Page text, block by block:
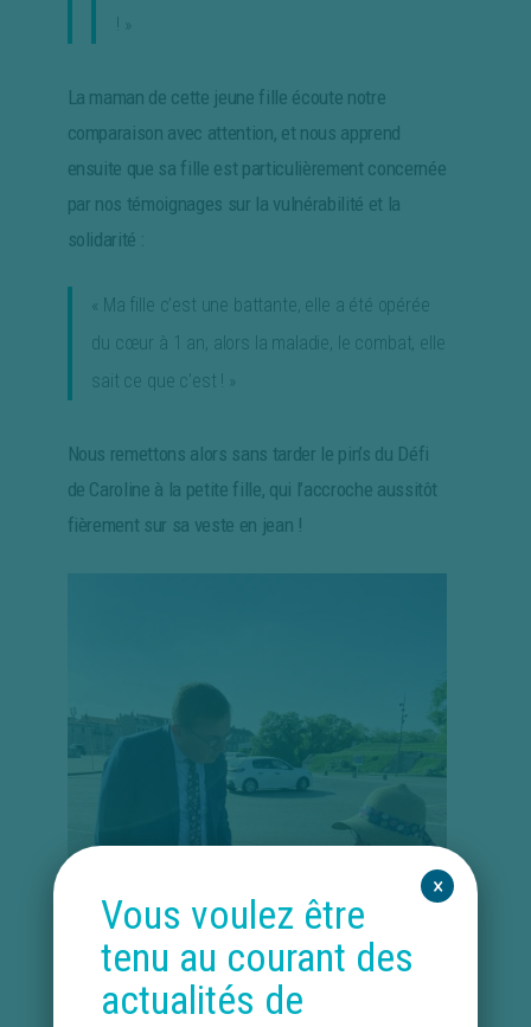
! »
La maman de cette jeune fille écoute notre
comparaison avec attention, et nous apprend
ensuite que sa fille est particulièrement concernée
par nos témoignages sur la vulnérabilité et la
solidarité :
« Ma fille c’est une battante, elle a été opérée
du cœur à 1 an, alors la maladie, le combat, elle
sait ce que c’est ! »
Nous remettons alors sans tarder le pin’s du Défi
de Caroline à la petite fille, qui l’accroche aussitôt
fièrement sur sa veste en jean !
Vous voulez être
tenu au courant des
actualités de
×